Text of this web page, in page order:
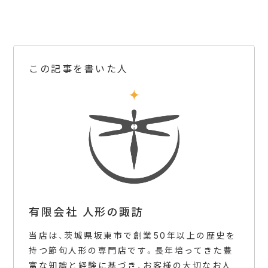
この記事を書いた人
有限会社 人形の諏訪
当店は、茨城県坂東市で創業50年以上の歴史を
持つ節句人形の専門店です。長年培ってきた豊
富な知識と経験に基づき、お客様の大切なお人